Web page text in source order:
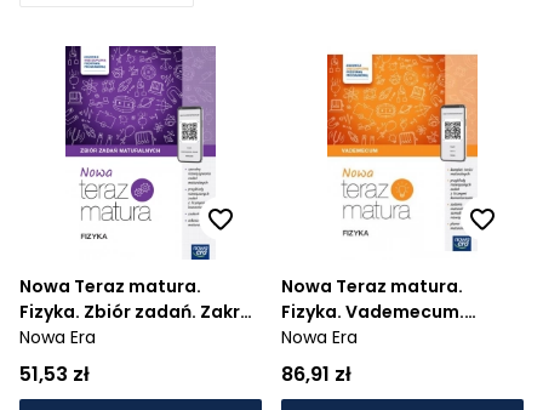
Domyślnie
Popularne
Cena rosnąco
Cena malejąco
Od najnowszych
Od najstarszych
Nowa Teraz matura.
Fizyka. Zbiór zadań. Zakres
rozszerzony. 2024/2025
Nowa Era
51,53 zł
Nowa Teraz matura.
Fizyka. Vademecum.
Zakres rozszerzony.
2024/2025
Nowa Era
86,91 zł